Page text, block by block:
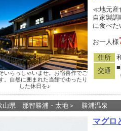
いらっしゃいませ。お宿喜作でご
。自然に囲まれた当館でゆったり
した休日を♪
≪地元産
自家製
に食べた
お一人様
住所
交通
山県 那智勝浦・太地＞ 勝浦温泉
マグロ